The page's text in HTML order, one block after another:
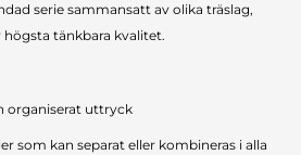
serie sammansatt av olika träslag,
tänkbara kvalitet.
organiserat uttryck
som kan separat eller kombineras i alla